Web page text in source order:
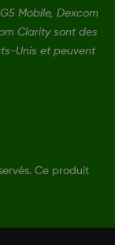
Mobile, Dexcom
Clarity sont des
Unis et peuvent
Ce produit